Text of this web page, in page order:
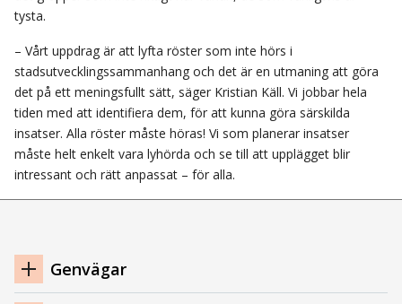
tysta.
– Vårt uppdrag är att lyfta röster som inte hörs i
stadsutvecklingssammanhang och det är en utmaning att göra
det på ett meningsfullt sätt, säger Kristian Käll. Vi jobbar hela
tiden med att identifiera dem, för att kunna göra särskilda
insatser. Alla röster måste höras! Vi som planerar insatser
måste helt enkelt vara lyhörda och se till att upplägget blir
intressant och rätt anpassat – för alla.
Navigation
sidfot
Genvägar